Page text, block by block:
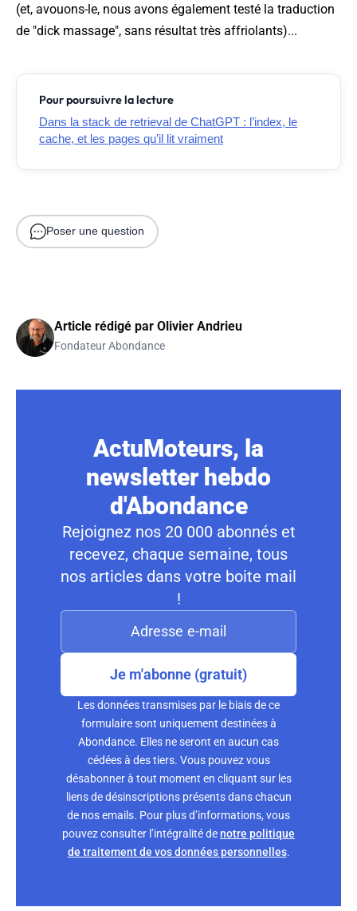
(et, avouons-le, nous avons également testé la traduction
de "dick massage", sans résultat très affriolants)...
Pour poursuivre la lecture
Dans la stack de retrieval de ChatGPT : l’index, le
cache, et les pages qu’il lit vraiment
Poser une question
Article rédigé par Olivier Andrieu
Fondateur Abondance
ActuMoteurs, la
newsletter hebdo
d'Abondance
Rejoignez nos 20 000 abonnés et
recevez, chaque semaine, tous
nos articles dans votre boite mail
!
Je m'abonne (gratuit)
Les données transmises par le biais de ce
formulaire sont uniquement destinées à
Abondance. Elles ne seront en aucun cas
cédées à des tiers. Vous pouvez vous
désabonner à tout moment en cliquant sur les
liens de désinscriptions présents dans chacun
de nos emails. Pour plus d’informations, vous
pouvez consulter l’intégralité denotre politique
de traitement de vos données personnelles.